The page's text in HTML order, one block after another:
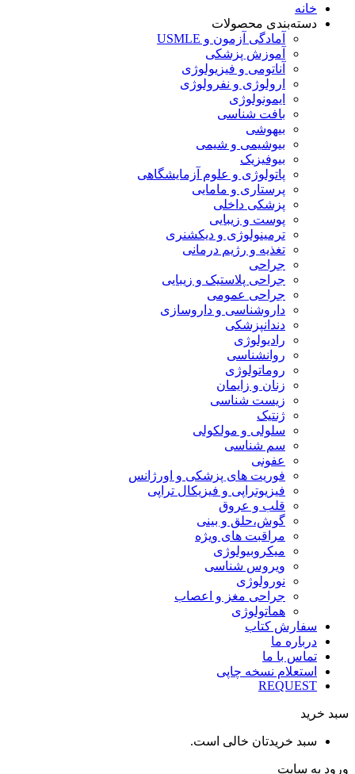
خانه
دسته‌بندی محصولات
آمادگی آزمون و USMLE
آموزش پزشکی
آناتومی و فیزیولوژی
ارولوژی و نفرولوژی
ایمونولوژی
بافت شناسی
بیهوشی
بیوشیمی و شیمی
بیوفیزیک
پاتولوژی و علوم آزمایشگاهی
پرستاری و مامایی
پزشکی داخلی
پوست و زیبایی
ترمینولوژی و دیکشنری
تغذیه و رژیم درمانی
جراحی
جراحی پلاستیک و زیبایی
جراحی عمومی
داروشناسی و داروسازی
دندانپزشکی
رادیولوژی
روانشناسی
روماتولوژی
زنان و زایمان
زیست شناسی
ژنتیک
سلولی و مولکولی
سم شناسی
عفونی
فوریت های پزشکی و اورژانس
فیزیوتراپی و فیزیکال تراپی
قلب و عروق
گوش،حلق و بینی
مراقبت های ویژه
میکروبیولوژی
ویروس شناسی
نورولوژی
جراحی مغز و اعصاب
هماتولوژی
سفارش کتاب
درباره ما
تماس با ما
استعلام نسخه چاپی
REQUEST
سبد خرید
سبد خریدتان خالی است.
ورود به سایت